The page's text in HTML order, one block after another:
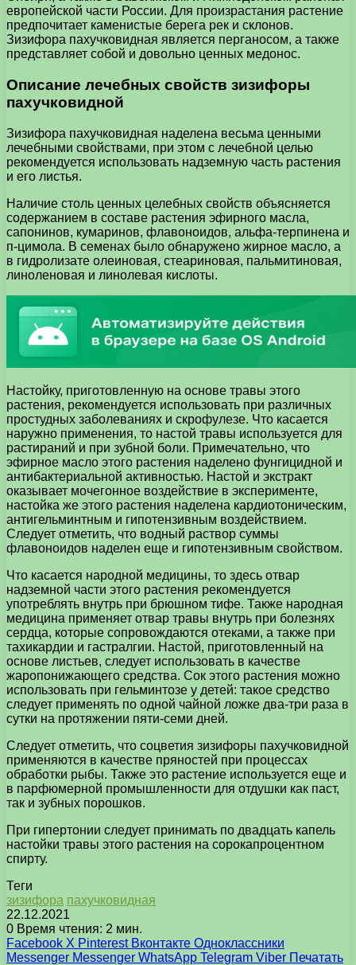
европейской части России. Для произрастания растение
предпочитает каменистые берега рек и склонов.
Зизифора пахучковидная является перганосом, а также
представляет собой и довольно ценных медонос.
Описание лечебных свойств зизифоры
пахучковидной
Зизифора пахучковидная наделена весьма ценными
лечебными свойствами, при этом с лечебной целью
рекомендуется использовать надземную часть растения
и его листья.
Наличие столь ценных целебных свойств объясняется
содержанием в составе растения эфирного масла,
сапонинов, кумаринов, флавоноидов, альфа-терпинена и
п-цимола. В семенах было обнаружено жирное масло, а
в гидролизате олеиновая, стеариновая, пальмитиновая,
линоленовая и линолевая кислоты.
Настойку, приготовленную на основе травы этого
растения, рекомендуется использовать при различных
простудных заболеваниях и скрофулезе. Что касается
наружно применения, то настой травы используется для
растираний и при зубной боли. Примечательно, что
эфирное масло этого растения наделено фунгицидной и
антибактериальной активностью. Настой и экстракт
оказывает мочегонное воздействие в эксперименте,
настойка же этого растения наделена кардиотоническим,
антигельминтным и гипотензивным воздействием.
Следует отметить, что водный раствор суммы
флавоноидов наделен еще и гипотензивным свойством.
Что касается народной медицины, то здесь отвар
надземной части этого растения рекомендуется
употреблять внутрь при брюшном тифе. Также народная
медицина применяет отвар травы внутрь при болезнях
сердца, которые сопровождаются отеками, а также при
тахикардии и гастралгии. Настой, приготовленный на
основе листьев, следует использовать в качестве
жаропонижающего средства. Сок этого растения можно
использовать при гельминтозе у детей: такое средство
следует применять по одной чайной ложке два-три раза в
сутки на протяжении пяти-семи дней.
Следует отметить, что соцветия зизифоры пахучковидной
применяются в качестве пряностей при процессах
обработки рыбы. Также это растение используется еще и
в парфюмерной промышленности для отдушки как паст,
так и зубных порошков.
При гипертонии следует принимать по двадцать капель
настойки травы этого растения на сорокапроцентном
спирту.
Теги
зизифора пахучковидная
22.12.2021
0 Время чтения: 2 мин.
Facebook X Pinterest Вконтакте Одноклассники
Messenger Messenger WhatsApp Telegram Viber Печатать